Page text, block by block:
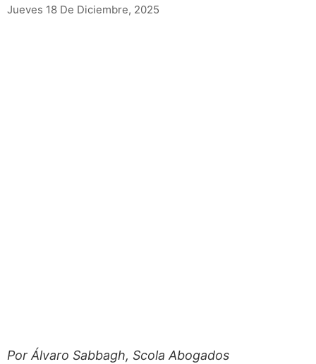
Jueves 18 De Diciembre, 2025
Por Álvaro Sabbagh, Scola Abogados